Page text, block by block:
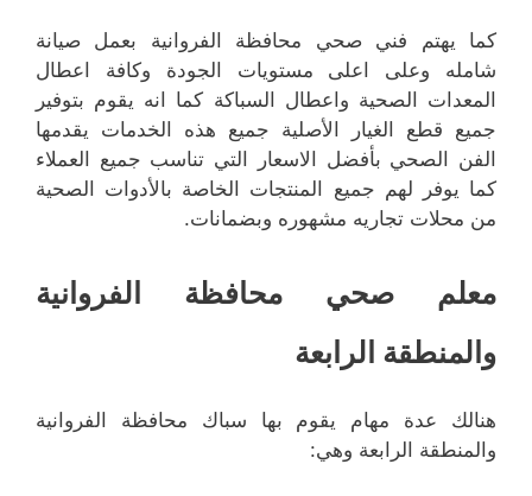
كما يهتم فني صحي محافظة الفروانية بعمل صيانة
شامله وعلى اعلى مستويات الجودة وكافة اعطال
المعدات الصحية واعطال السباكة كما انه يقوم بتوفير
جميع قطع الغيار الأصلية جميع هذه الخدمات يقدمها
الفن الصحي بأفضل الاسعار التي تناسب جميع العملاء
كما يوفر لهم جميع المنتجات الخاصة بالأدوات الصحية
من محلات تجاريه مشهوره وبضمانات.
معلم صحي محافظة الفروانية
والمنطقة الرابعة
هنالك عدة مهام يقوم بها سباك محافظة الفروانية
والمنطقة الرابعة وهي: